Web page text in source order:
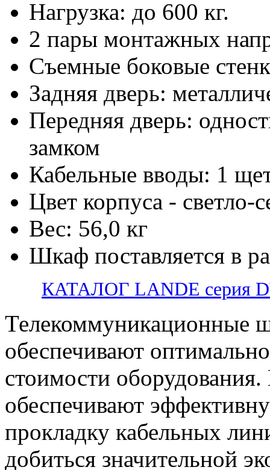
Нагрузка: до 600 кг.
2 пары монтажных
Съемные боковые
Задняя дверь:
Передняя дверь:
замком
Кабельные вводы: 1
Цвет корпуса -
Вес: 56,0 кг
Шкаф поставляется в
КАТАЛОГ LANDE серия
Телекоммуникационные
обеспечивают
стоимости
обеспечивают
прокладку кабельных
добиться значительной